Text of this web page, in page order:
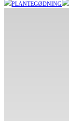
PLANTEGØDNING